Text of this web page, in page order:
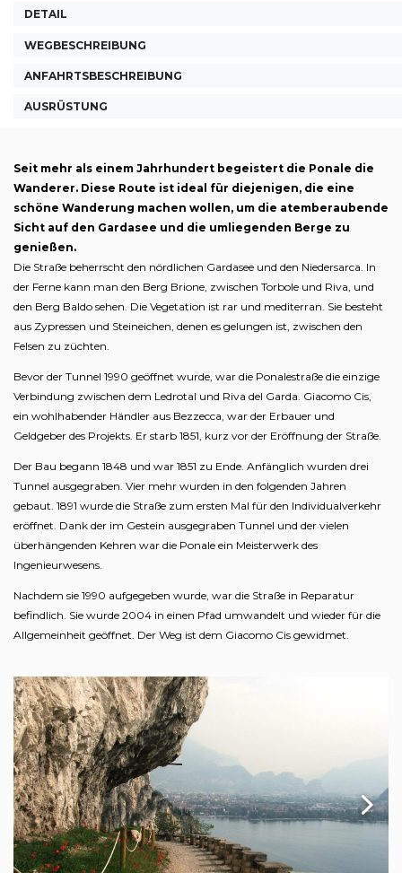
DETAIL
WEGBESCHREIBUNG
ANFAHRTSBESCHREIBUNG
AUSRÜSTUNG
Seit mehr als einem Jahrhundert begeistert die Ponale die
Wanderer. Diese Route ist ideal für diejenigen, die eine
schöne Wanderung machen wollen, um die atemberaubende
Sicht auf den Gardasee und die umliegenden Berge zu
genießen.
Die Straße beherrscht den nördlichen Gardasee und den Niedersarca. In
der Ferne kann man den Berg Brione, zwischen Torbole und Riva, und
den Berg Baldo sehen. Die Vegetation ist rar und mediterran. Sie besteht
aus Zypressen und Steineichen, denen es gelungen ist, zwischen den
Felsen zu züchten.
Bevor der Tunnel 1990 geöffnet wurde, war die Ponalestraße die einzige
Verbindung zwischen dem Ledrotal und Riva del Garda. Giacomo Cis,
ein wohlhabender Händler aus Bezzecca, war der Erbauer und
Geldgeber des Projekts. Er starb 1851, kurz vor der Eröffnung der Straße.
Der Bau begann 1848 und war 1851 zu Ende. Anfänglich wurden drei
Tunnel ausgegraben. Vier mehr wurden in den folgenden Jahren
gebaut. 1891 wurde die Straße zum ersten Mal für den Individualverkehr
eröffnet. Dank der im Gestein ausgegraben Tunnel und der vielen
überhängenden Kehren war die Ponale ein Meisterwerk des
Ingenieurwesens.
Nachdem sie 1990 aufgegeben wurde, war die Straße in Reparatur
befindlich. Sie wurde 2004 in einen Pfad umwandelt und wieder für die
Allgemeinheit geöffnet. Der Weg ist dem Giacomo Cis gewidmet.